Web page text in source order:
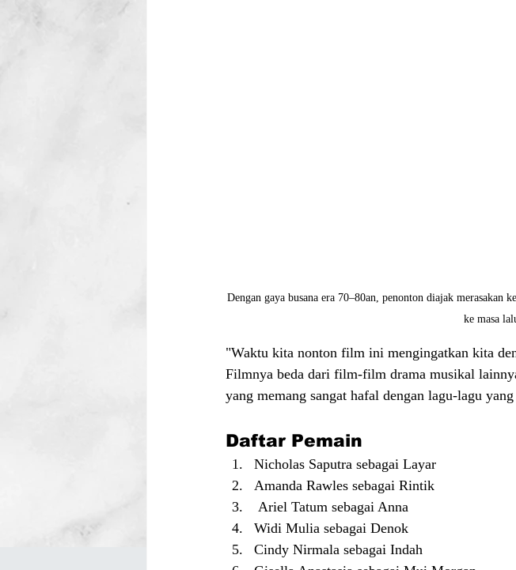
Dengan gaya busana era 70–80an, penonton diajak merasakan
ke masa
"Waktu kita nonton film ini mengingatkan kita
Filmnya beda dari film-film drama musikal
yang memang sangat hafal dengan lagu-lagu
Daftar Pemain
Nicholas Saputra sebagai Layar
Amanda Rawles sebagai Rintik
Ariel Tatum sebagai Anna
Widi Mulia sebagai Denok
Cindy Nirmala sebagai Indah